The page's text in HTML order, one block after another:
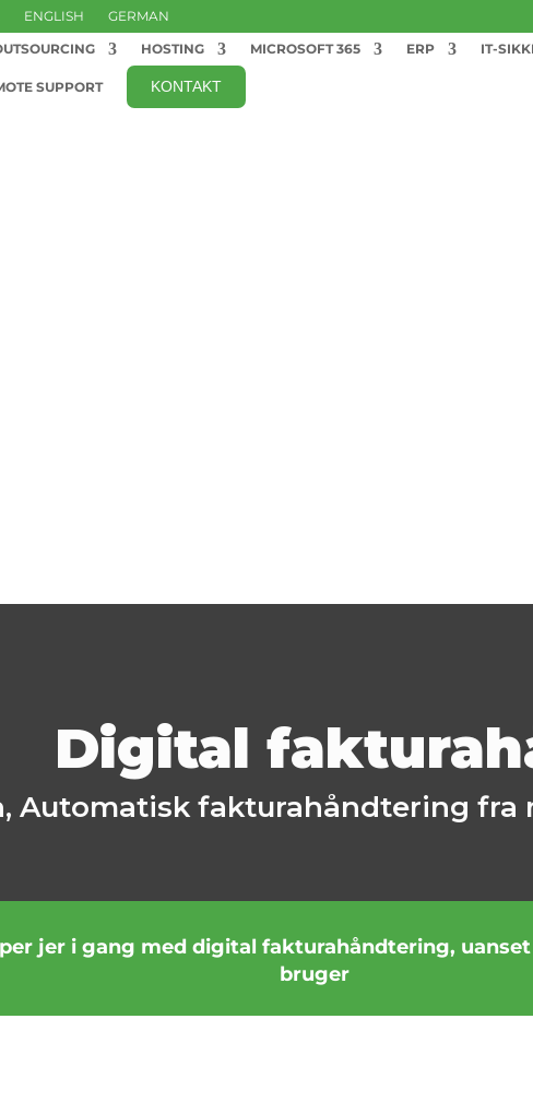
ENGLISH
GERMAN
HOSTING MICROSOFT 365 ERP IT-
SUPPORT KONTAKT
Digital
Automatisk fakturahåndtering fra
jer i gang med digital fakturahåndtering,
bruger